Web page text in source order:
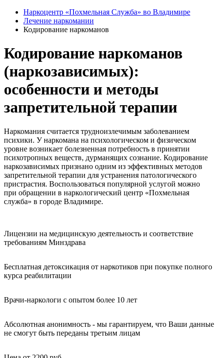
Наркоцентр «Похмельная Служба» во Владимире
Лечение наркомании
Кодирование наркоманов
Кодирование наркоманов
(наркозависимых):
особенности и методы
запретительной терапии
Наркомания считается трудноизлечимым заболеванием
психики. У наркомана на психологическом и физическом
уровне возникает болезненная потребность в принятии
психотропных веществ, дурманящих сознание. Кодирование
наркозависимых признано одним из эффективных методов
запретительной терапии для устранения патологического
пристрастия. Воспользоваться популярной услугой можно
при обращении в наркологический центр «Похмельная
служба» в городе Владимире.
Лицензии на медицинскую деятельность и соответствие
требованиям Минздрава
Бесплатная детоксикация от наркотиков при покупке полного
курса реабилитации
Врачи-наркологи с опытом более 10 лет
Абсолютная анонимность - мы гарантируем, что Ваши данные
не смогут быть переданы третьим лицам